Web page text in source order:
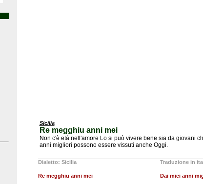
Sicilia
Re megghiu anni mei
Non c'è età nell'amore Lo si può vivere bene sia da giovani
anni migliori possono essere vissuti anche Oggi.
Dialetto: Sicilia
Re megghiu anni mei
Traduzione in
Dai miei anni